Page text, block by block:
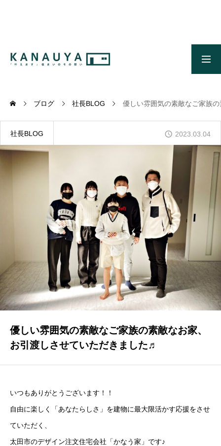
施工事例
ONLINE MODEL HOUSE
オンライン展示場
GALLERY
かなう家が設計施工した住まいの写真
COMPANY
株式会社かなう家の紹介
STAFF
スタッフ紹介
BLOG
「本日も絶好調さまです！』代表・窪田 純一のブログ
CONTACT
お問い合わせ
ブログ 社長BLOG 優しい雰囲気の素敵なご家族
社長BLOG 2023.03.04
優しい雰囲気の素敵なご家族の素敵なお家、
お引渡しさせていただきました♬
いつもありがとうございます！！
自由に楽しく「あなたらしさ」を建物に最大限活かす応援をさせ
ていただく、
太田市のデザイン注文住宅会社「かなう家」です♪